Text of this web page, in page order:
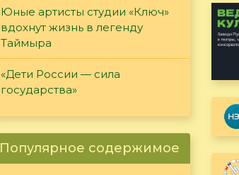
Юные артисты студии «Ключ»
вдохнут жизнь в легенду
Таймыра
«Дети России — сила
государства»
Популярное содержимое